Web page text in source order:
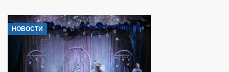
НОВОСТИ